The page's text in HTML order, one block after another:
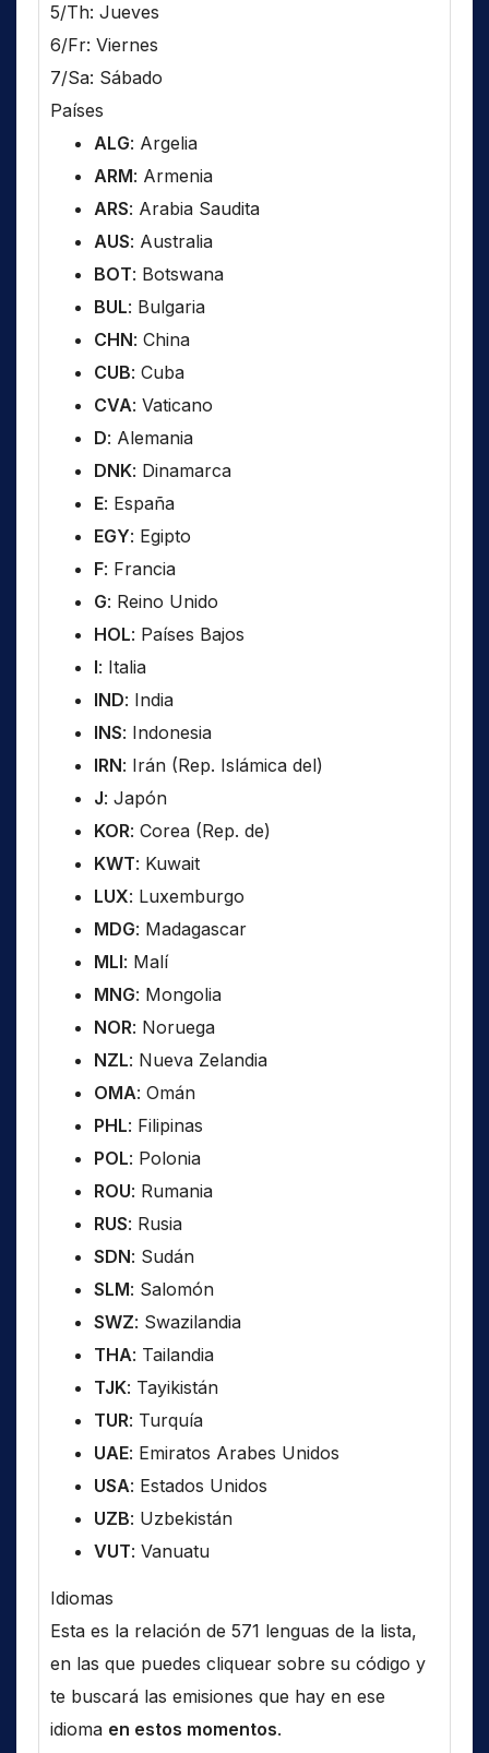
5/Th: Jueves
6/Fr: Viernes
7/Sa: Sábado
Países
ALG: Argelia
ARM: Armenia
ARS: Arabia Saudita
AUS: Australia
BOT: Botswana
BUL: Bulgaria
CHN: China
CUB: Cuba
CVA: Vaticano
D: Alemania
DNK: Dinamarca
E: España
EGY: Egipto
F: Francia
G: Reino Unido
HOL: Países Bajos
I: Italia
IND: India
INS: Indonesia
IRN: Irán (Rep. Islámica del)
J: Japón
KOR: Corea (Rep. de)
KWT: Kuwait
LUX: Luxemburgo
MDG: Madagascar
MLI: Malí
MNG: Mongolia
NOR: Noruega
NZL: Nueva Zelandia
OMA: Omán
PHL: Filipinas
POL: Polonia
ROU: Rumania
RUS: Rusia
SDN: Sudán
SLM: Salomón
SWZ: Swazilandia
THA: Tailandia
TJK: Tayikistán
TUR: Turquía
UAE: Emiratos Arabes Unidos
USA: Estados Unidos
UZB: Uzbekistán
VUT: Vanuatu
Idiomas
Esta es la relación de 571 lenguas de la lista,
en las que puedes cliquear sobre su código y
te buscará las emisiones que hay en ese
idioma en estos momentos.